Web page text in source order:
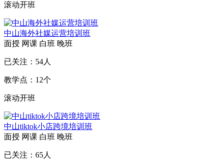
滚动开班
中山海外社媒运营培训班
面授 网课 白班 晚班
已关注： 54人
教学点： 12个
滚动开班
中山tiktok小店跨境培训班
面授 网课 白班 晚班
已关注： 65人